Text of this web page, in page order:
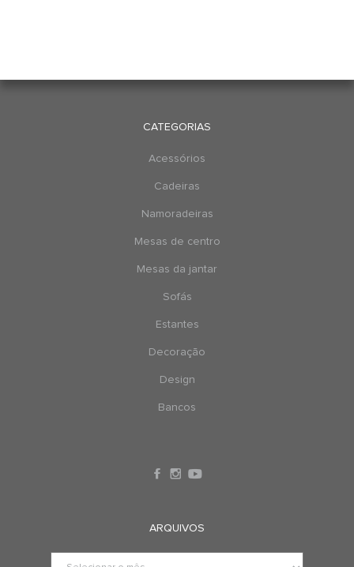
CATEGORIAS
Acessórios
Cadeiras
Namoradeiras
Mesas de centro
Mesas da jantar
Sofás
Estantes
Decoração
Design
Bancos
ARQUIVOS